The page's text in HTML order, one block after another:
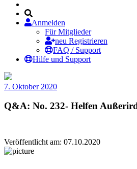
Anmelden
Für Mitglieder
neu Registrieren
FAQ / Support
Hilfe und Support
7. Oktober 2020
Q&A: No. 232- Helfen
Veröffentlicht am: 07.10.2020